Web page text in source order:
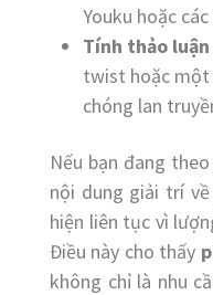
Youku hoặc
Tính thảo
twist hoặc một
chóng lan
Nếu bạn đang
nội dung giải trí
hiện liên tục vì
Điều này cho thấy
không chỉ là nhu